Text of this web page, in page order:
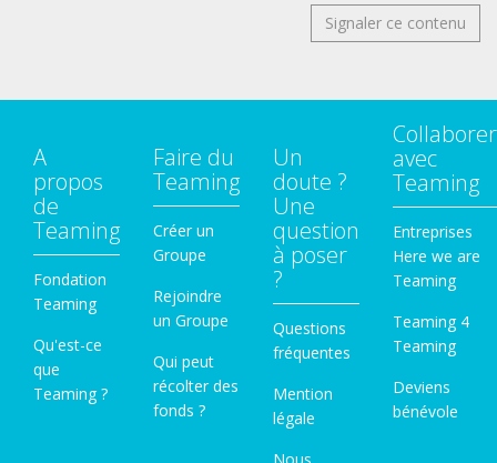
Signaler ce contenu
A
propos
de
Teaming
Fondation
Teaming
Qu'est-ce
que
Teaming ?
Faire du
Teaming
Créer un
Groupe
Rejoindre
un Groupe
Qui peut
récolter des
fonds ?
Un
doute ?
Une
question
à poser
?
Questions
fréquentes
Mention
légale
Collaborer
avec
Teaming
Entreprises
Here we are
Teaming
Teaming 4
Teaming
Deviens
bénévole